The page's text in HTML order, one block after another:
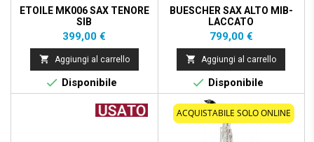
ETOILE MK006 SAX TENORE
SIB
Prezzo
399,00 €
 Aggiungi al carrello
 Disponibile
BUESCHER SAX ALTO MIB-
LACCATO
Prezzo
799,00 €
 Aggiungi al carrello
 Disponibile
ACQUISTABILE SOLO ONLINE